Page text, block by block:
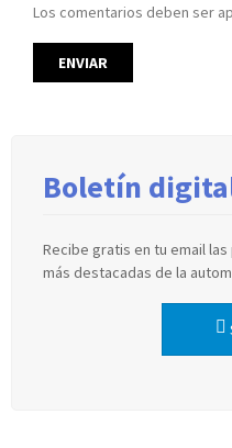
Los comentarios deben ser
Boletín
Recibe gratis en tu email
más destacadas de la